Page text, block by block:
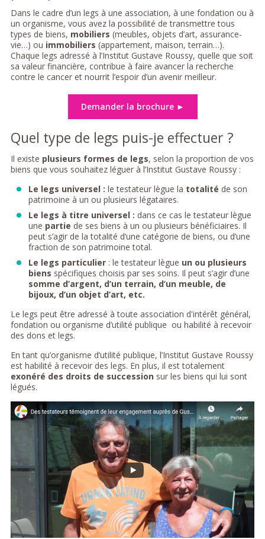
Dans le cadre d’un legs à une association, à une fondation ou à
un organisme, vous avez la possibilité de transmettre tous
types de biens, mobiliers (meubles, objets d’art, assurance-
vie…) ou immobiliers (appartement, maison, terrain…).
Chaque legs adressé à l’Institut Gustave Roussy, quelle que soit
sa valeur financière, contribue à faire avancer la recherche
contre le cancer et nourrit l’espoir d’un avenir meilleur.
Demander la brochure ►
Quel type de legs puis-je effectuer ?
Il existe plusieurs formes de legs, selon la proportion de vos
biens que vous souhaitez léguer à l’Institut Gustave Roussy :
Le legs universel : le testateur lègue la totalité de son
patrimoine à un ou plusieurs légataires.
Le legs à titre universel : dans ce cas le testateur lègue
une partie de ses biens à un ou plusieurs bénéficiaires. Il
peut s’agir de la totalité d’une catégorie de biens, ou d’une
fraction de son patrimoine total.
Le legs particulier: le testateur lègue un ou plusieurs
biens spécifiques choisis par ses soins. Il peut s’agir d’une
somme d’argent, d’un terrain, d’un meuble, de
bijoux, d’un objet d’art, etc.
Le legs peut être adressé à toute association d'intérêt général,
fondation ou organisme d’utilité publique ou habilité à recevoir
des dons et legs.
En tant qu’organisme d’utilité publique, l’Institut Gustave Roussy
est habilité à recevoir des legs. En plus, il est totalement
exonéré des droits de succession sur les biens qui lui sont
légués.